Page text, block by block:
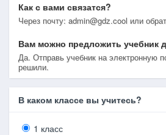
Как с вами связатся?
Через почту: admin@gdz.cool или
Вам можно предложить учебник
Да. Отправь учебник на электронную
решили.
В каком классе вы учитесь?
1 класс